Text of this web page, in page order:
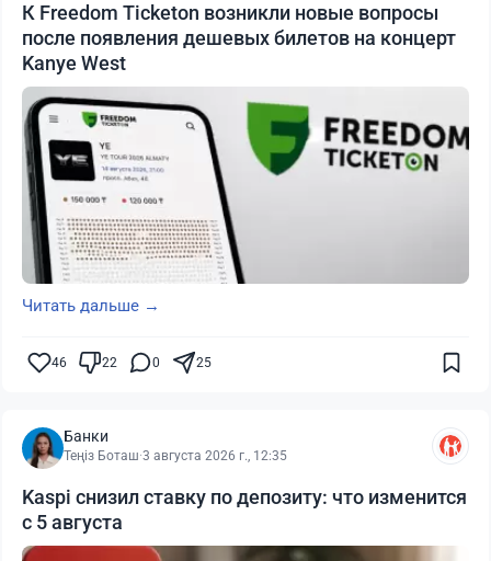
К Freedom Ticketon возникли новые вопросы
после появления дешевых билетов на концерт
Kanye West
Читать дальше →
46 22 0 25
Банки
Теңіз Боташ·3 августа 2026 г., 12:35
Kaspi снизил ставку по депозиту: что изменится
с 5 августа